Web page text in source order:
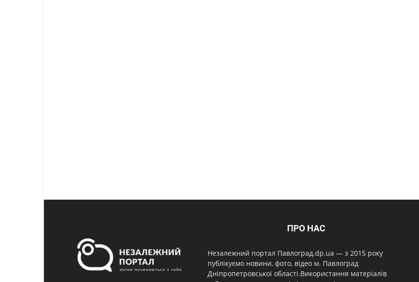
ПРО НАС
Незалежний портал Павлоград.dp.ua — з 2015 року
публікуємо новини, фото, відео м. Павлоград
Дніпропетровської області.Використання матеріалів